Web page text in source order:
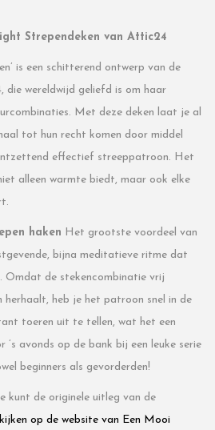
Strependeken van Attic24
is een schitterend ontwerp van de
wereldwijd geliefd is om haar
Met deze deken laat je al
tot hun recht komen door middel
effectief streeppatroon. Het
alleen warmte biedt, maar ook elke
haken Het grootste voordeel van
bijna meditatieve ritme dat
Omdat de stekencombinatie vrij
herhaalt, heb je het patroon snel in de
toeren uit te tellen, wat het een
avonds op de bank bij een leuke serie
beginners als gevorderden!
kunt de originele uitleg van de
op de website van Een Mooi